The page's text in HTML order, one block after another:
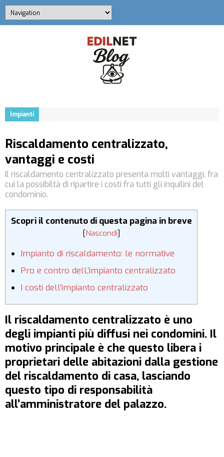
Impianti
Riscaldamento centralizzato,
vantaggi e costi
Il riscaldamento centralizzato presenta molti vantaggi, fra
cui la possibiltà di ripartire i costi fra tutti gli inquilini del
condominio.
Scopri il contenuto di questa pagina in breve
[Nascondi]
Impianto di riscaldamento: le normative
Pro e contro delL’impianto centralizzato
I costi dell’impianto centralizzato
Il riscaldamento centralizzato è uno
degli impianti più diffusi nei condomini. Il
motivo principale è che questo libera i
proprietari delle abitazioni dalla gestione
del riscaldamento di casa, lasciando
questo tipo di responsabilità
all’amministratore del palazzo.